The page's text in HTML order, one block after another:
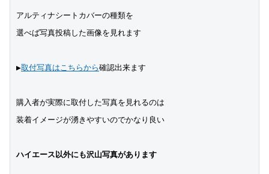
アルティナシートカバーの種類を
選べば写真投稿した画像を見れます
▶︎取付写真はこちらから確認出来ます
購入者が実際に取付した写真を見れるのは
装着イメージが湧きやすいのでかなり良い
ハイエース以外にも沢山写真があります